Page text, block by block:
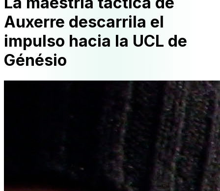
Auxerre descarrila el
impulso hacia la UCL de
Génésio